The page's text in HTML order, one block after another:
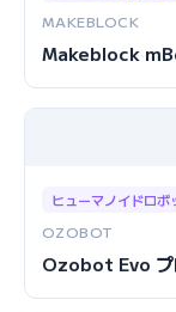
MAKEBLOCK
Makeblock
ヒューマノイドロボ
OZOBOT
Ozobot Evo プ